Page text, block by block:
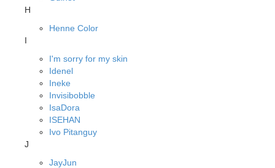
H
Henne Color
I
I'm sorry for my skin
Idenel
Ineke
Invisibobble
IsaDora
ISEHAN
Ivo Pitanguy
J
JayJun